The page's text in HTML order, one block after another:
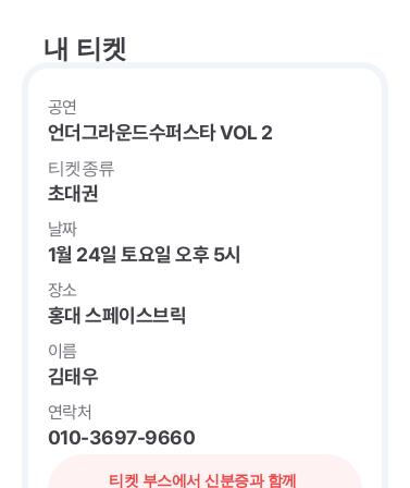
내 티켓
공연
언더그라운드수퍼스타 VOL 2
티켓종류
초대권
날짜
1월 24일 토요일 오후 5시
장소
홍대 스페이스브릭
이름
김태우
연락처
010-3697-9660
티켓 부스에서 신분증과 함께